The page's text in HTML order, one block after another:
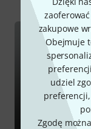
zakupowe
Obejmuje
udziel
Zgodę